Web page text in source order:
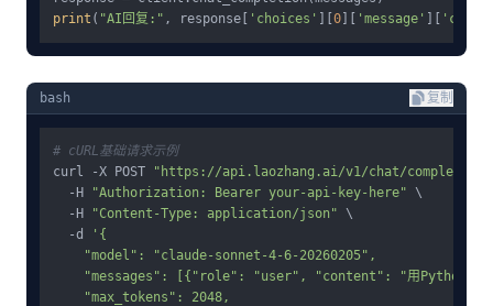
print ( "AI回复:" , response[ 'choices' 0 'message'
bash 复制
# cURL基础请求示例
curl -X POST
"https://api.laozhang.ai/v1/chat/
  -H
"Authorization: Bearer your-api-key-here" \
  -H
"Content-Type: application/json" \
  -d
'{
    "model": "claude-sonnet-4-6-20260205",
"messages": [{"role": "user", "content": "用Python实现
    "max_tokens": 2048,